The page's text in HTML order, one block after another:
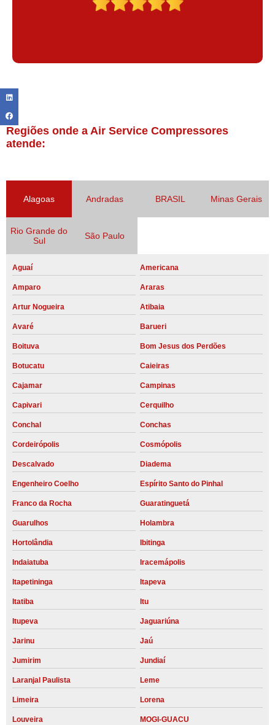
Regiões onde a Air Service Compressores
atende:
Alagoas Andradas BRASIL Minas Gerais
Rio Grande do
Sul
São Paulo
Aguaí Americana
Amparo Araras
Artur Nogueira Atibaia
Avaré Barueri
Boituva Bom Jesus dos Perdões
Botucatu Caieiras
Cajamar Campinas
Capivari Cerquilho
Conchal Conchas
Cordeirópolis Cosmópolis
Descalvado Diadema
Engenheiro Coelho Espírito Santo do Pinhal
Franco da Rocha Guaratinguetá
Guarulhos Holambra
Hortolândia Ibitinga
Indaiatuba Iracemápolis
Itapetininga Itapeva
Itatiba Itu
Itupeva Jaguariúna
Jarinu Jaú
Jumirim Jundiaí
Laranjal Paulista Leme
Limeira Lorena
Louveira MOGI-GUACU